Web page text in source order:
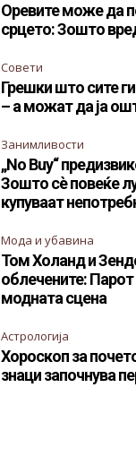
Оревите може да
срцето: Зошто
Совети
Грешки што сите
– а можат да ја
Занимливости
„No Buy“
Зошто сè повеќе
купуваат
Мода и убавина
Том Холанд и
облечените:
модната сцена
Астрологија
Хороскоп за
знаци започнува